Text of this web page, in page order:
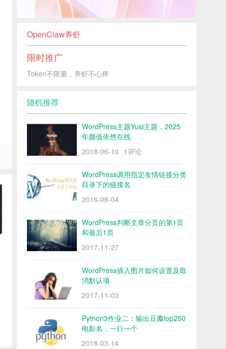
OpenClaw养虾
限时推广
Token不限量，养虾不心疼
随机推荐
WordPress主题Yusi主题，2025
年颜值依然在线
2018-06-10 1评论
WordPress调用指定友情链接分类
目录下的链接名
2016-08-04
WordPress判断文章分页的第1页
和最后1页
2017-11-27
WordPress插入图片如何设置及取
消默认项
2017-11-03
Python3作业二：输出豆瓣top250
电影名，一行一个
2018-03-14